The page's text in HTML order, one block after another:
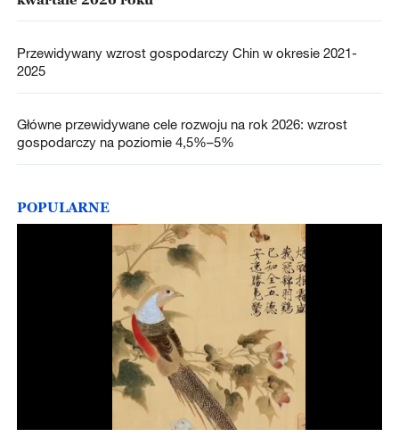
Przewidywany wzrost gospodarczy Chin w okresie 2021-
2025
Główne przewidywane cele rozwoju na rok 2026: wzrost
gospodarczy na poziomie 4,5%–5%
POPULARNE